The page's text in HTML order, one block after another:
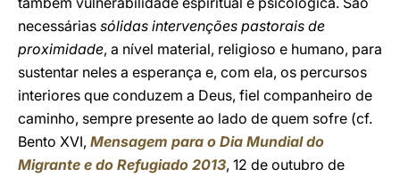
necessárias sólidas intervenções pastorais de
proximidade, a nível material, religioso e humano, para
sustentar neles a esperança e, com ela, os percursos
interiores que conduzem a Deus, fiel companheiro de
caminho, sempre presente ao lado de quem sofre (cf.
Bento XVI, Mensagem para o Dia Mundial do
Migrante e do Refugiado 2013, 12 de outubro de